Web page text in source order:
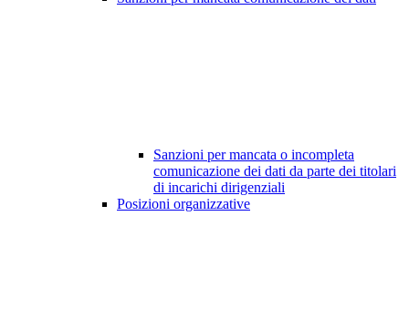
Sanzioni per mancata o incompleta
comunicazione dei dati da parte dei titolari
di incarichi dirigenziali
Posizioni organizzative